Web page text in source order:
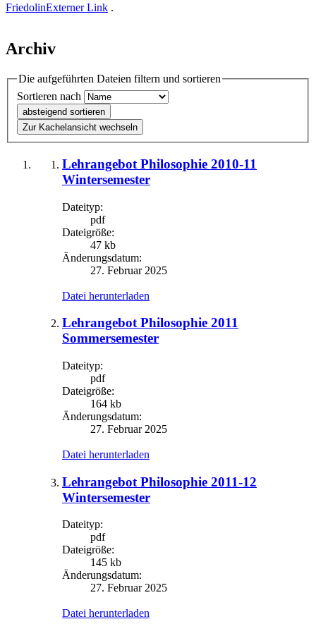
FriedolinExterner Link .
Archiv
Die aufgeführten Dateien filtern und sortieren
Sortieren nach
absteigend sortieren
Zur Kachelansicht wechseln
Lehrangebot Philosophie 2010-11
Wintersemester
Dateityp:
pdf
Dateigröße:
47 kb
Änderungsdatum:
27. Februar 2025
Datei herunterladen
Lehrangebot Philosophie 2011
Sommersemester
Dateityp:
pdf
Dateigröße:
164 kb
Änderungsdatum:
27. Februar 2025
Datei herunterladen
Lehrangebot Philosophie 2011-12
Wintersemester
Dateityp:
pdf
Dateigröße:
145 kb
Änderungsdatum:
27. Februar 2025
Datei herunterladen